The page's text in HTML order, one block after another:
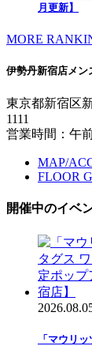
月更新】
MORE
伊勢丹新宿店メン
東京都新宿区
1111
営業時間：午
MAP/
FLOOR
開催中のイベ
「マウリ